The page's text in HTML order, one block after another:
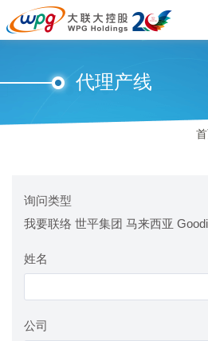
代理产线
询问类型
我要联络 世平集团 马来西亚
姓名
公司